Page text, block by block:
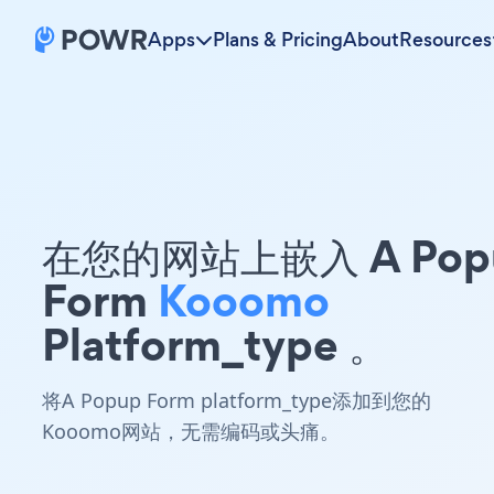
Apps Plans & PricingAboutResources
在您的网站上嵌入 A
Form Kooomo
Platform_type 。
将A Popup Form platform_type添加到您的
Kooomo网站，无需编码或头痛。